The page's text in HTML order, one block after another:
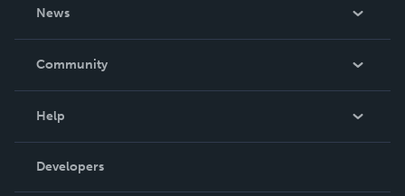
News
In The News
Community
Podcast
Help
Order Lookup
Knowledge Base
Developers